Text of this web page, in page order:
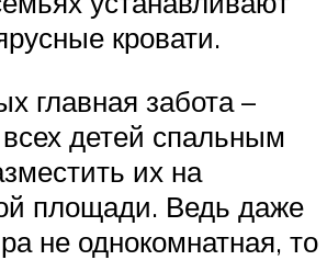
кровати.
главная забота –
детей спальным
их на
площади. Ведь даже
не однокомнатная, то